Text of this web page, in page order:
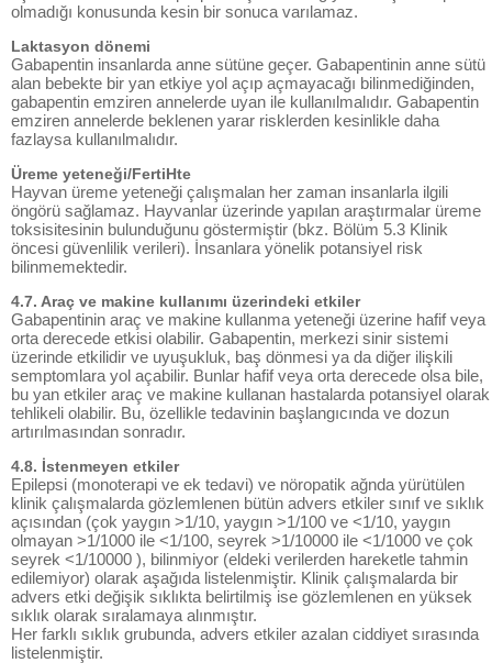
olmadığı konusunda kesin bir sonuca varılamaz.
Laktasyon dönemi
Gabapentin insanlarda anne sütüne geçer. Gabapentinin anne sütü
alan bebekte bir yan etkiye yol açıp açmayacağı bilinmediğinden,
gabapentin emziren annelerde uyan ile kullanılmalıdır. Gabapentin
emziren annelerde beklenen yarar risklerden kesinlikle daha
fazlaysa kullanılmalıdır.
Üreme yeteneği/FertiHte
Hayvan üreme yeteneği çalışmalan her zaman insanlarla ilgili
öngörü sağlamaz. Hayvanlar üzerinde yapılan araştırmalar üreme
toksisitesinin bulunduğunu göstermiştir (bkz. Bölüm 5.3 Klinik
öncesi güvenlilik verileri). İnsanlara yönelik potansiyel risk
bilinmemektedir.
4.7. Araç ve makine kullanımı üzerindeki etkiler
Gabapentinin araç ve makine kullanma yeteneği üzerine hafif veya
orta derecede etkisi olabilir. Gabapentin, merkezi sinir sistemi
üzerinde etkilidir ve uyuşukluk, baş dönmesi ya da diğer ilişkili
semptomlara yol açabilir. Bunlar hafif veya orta derecede olsa bile,
bu yan etkiler araç ve makine kullanan hastalarda potansiyel olarak
tehlikeli olabilir. Bu, özellikle tedavinin başlangıcında ve dozun
artırılmasından sonradır.
4.8. İstenmeyen etkiler
Epilepsi (monoterapi ve ek tedavi) ve nöropatik ağnda yürütülen
klinik çalışmalarda gözlemlenen bütün advers etkiler sınıf ve sıklık
açısından (çok yaygın >1/10, yaygın >1/100 ve <1/10, yaygın
olmayan >1/1000 ile <1/100, seyrek >1/10000 ile <1/1000 ve çok
seyrek <1/10000 ), bilinmiyor (eldeki verilerden hareketle tahmin
edilemiyor) olarak aşağıda listelenmiştir. Klinik çalışmalarda bir
advers etki değişik sıklıkta belirtilmiş ise gözlemlenen en yüksek
sıklık olarak sıralamaya alınmıştır.
Her farklı sıklık grubunda, advers etkiler azalan ciddiyet sırasında
listelenmiştir.